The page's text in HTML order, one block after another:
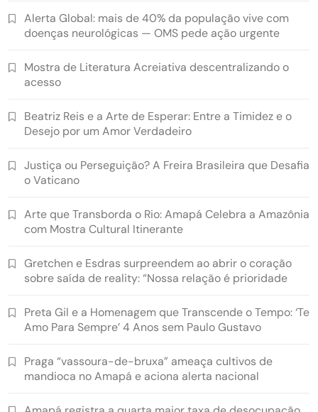
Alerta Global: mais de 40% da população vive com
doenças neurológicas — OMS pede ação urgente
Mostra de Literatura Acreiativa descentralizando o
acesso
Beatriz Reis e a Arte de Esperar: Entre a Timidez e o
Desejo por um Amor Verdadeiro
Justiça ou Perseguição? A Freira Brasileira que Desafia
o Vaticano
Arte que Transborda o Rio: Amapá Celebra a Amazônia
com Mostra Cultural Itinerante
Gretchen e Esdras surpreendem ao abrir o coração
sobre saída de reality: “Nossa relação é prioridade
Preta Gil e a Homenagem que Transcende o Tempo: ‘Te
Amo Para Sempre’ 4 Anos sem Paulo Gustavo
Praga “vassoura-de-bruxa” ameaça cultivos de
mandioca no Amapá e aciona alerta nacional